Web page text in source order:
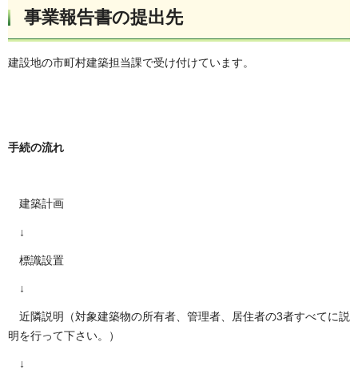
事業報告書の提出先
建設地の市町村建築担当課で受け付けています。
手続の流れ
建築計画
↓
標識設置
↓
近隣説明（対象建築物の所有者、管理者、居住者の3者すべてに説
明を行って下さい。）
↓